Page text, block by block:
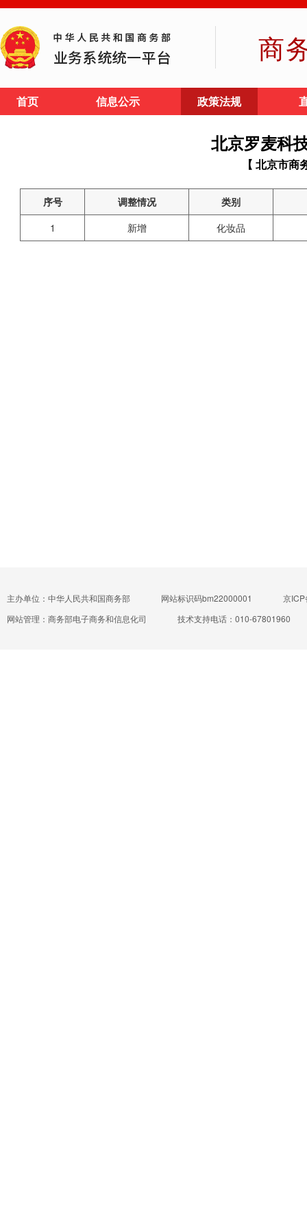
商
首页 信息公示 政策法规
北京罗麦科
【 北京市商
序号 调整情况
类别
1
新增 化妆品
主办单位：中华人民共和国商务部 网站标识码bm22000001
京
网站管理：商务部电子商务和信息化司
技术支持电话：010-67801960